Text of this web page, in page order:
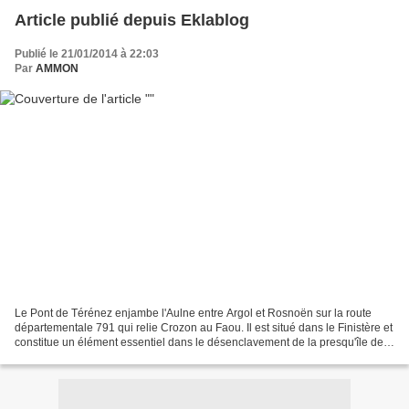
Article publié depuis Eklablog
Publié le 21/01/2014 à 22:03
Par AMMON
Le Pont de Térénez enjambe l'Aulne entre Argol et Rosnoën sur la route
départementale 791 qui relie Crozon au Faou. Il est situé dans le Finistère et
constitue un élément essentiel dans le désenclavement de la presqu'île de